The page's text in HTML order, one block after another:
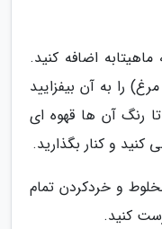
اضافه کنید.
را به آن بیفزایید
کنید تا رنگ آن ها قهوه ای
و کنار بگذارید.
و خردکردن تمام
کنید.